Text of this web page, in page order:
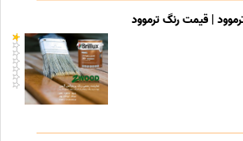
| قیمت رنگ ترموود